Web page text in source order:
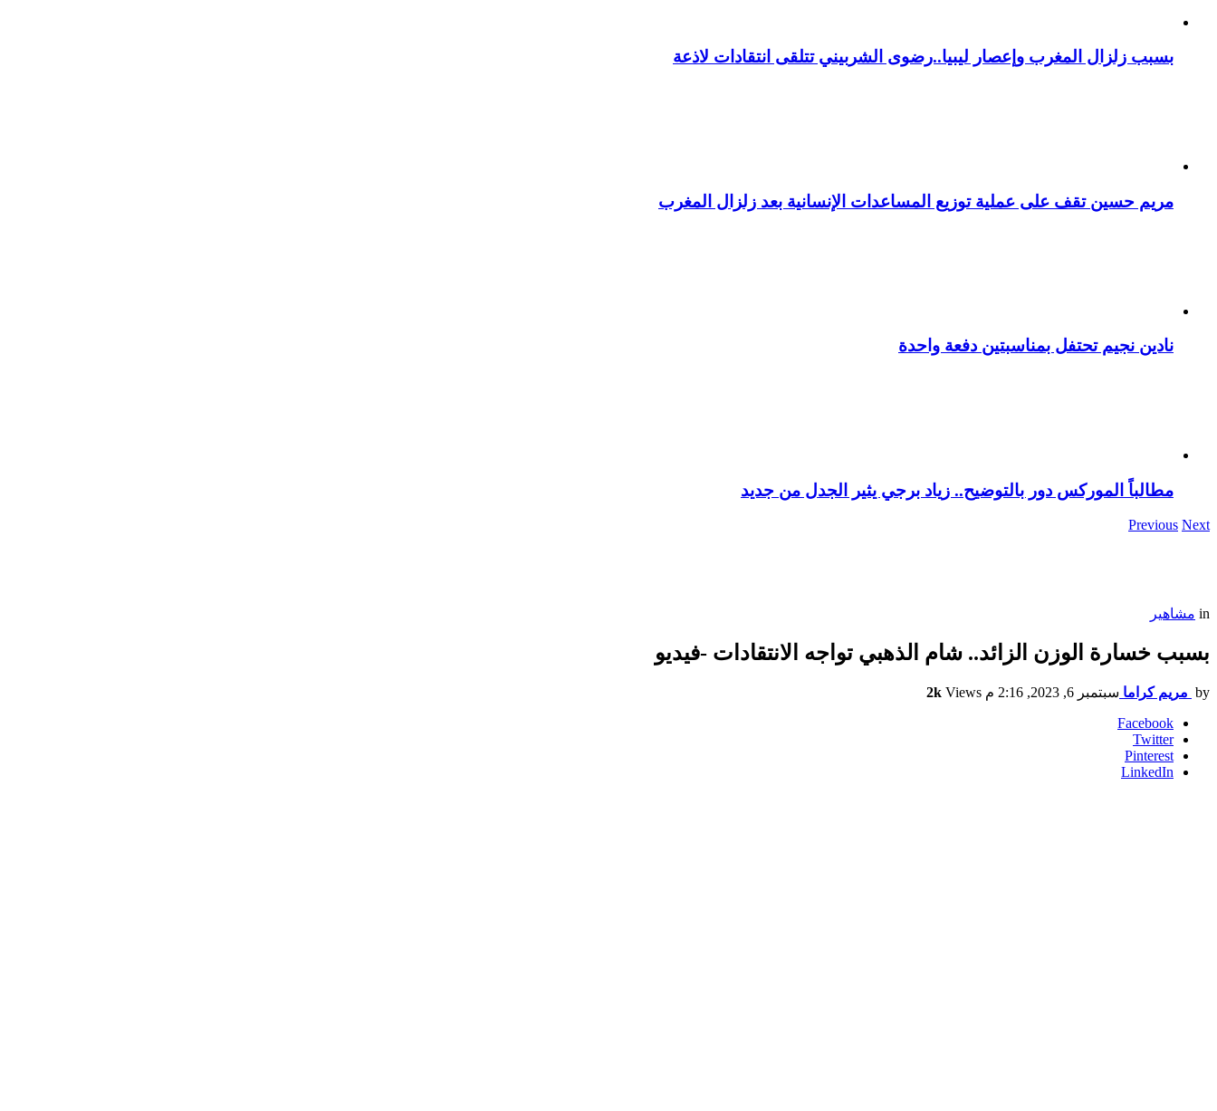
بسبب زلزال المغرب وإعصار ليبيا..رضوى الشربيني تتلقى انتقادات لاذعة
مريم حسين تقف على عملية توزيع المساعدات الإنسانية بعد زلزال المغرب
نادين نجيم تحتفل بمناسبتين دفعة واحدة
مطالباً الموركس دور بالتوضيح.. زياد برجي يثير الجدل من جديد
Previous Next
in مشاهير
بسبب خسارة الوزن الزائد.. شام الذهبي تواجه الانتقادات -فيديو
by مريم كراما سبتمبر 6, 2023, 2:16 م 2k Views
Facebook
Twitter
Pinterest
LinkedIn